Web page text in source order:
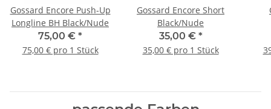
Gossard Encore Push-Up
Longline BH Black/Nude
75,00 € *
75,00 € pro 1 Stück
Gossard Encore Short
Black/Nude
35,00 € *
35,00 € pro 1 Stück